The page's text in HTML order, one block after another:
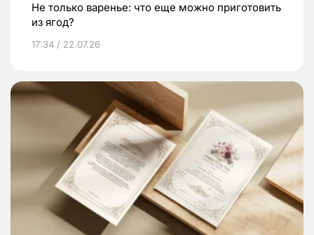
Не только варенье: что еще можно приготовить
из ягод?
17:34 / 22.07.26